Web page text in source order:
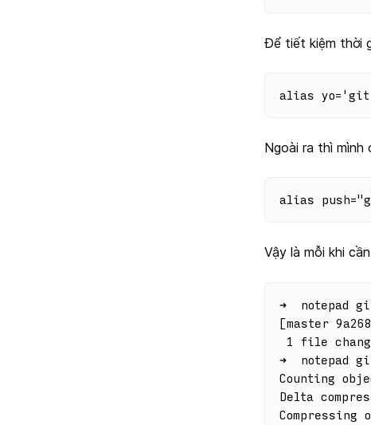
Để tiết kiệm thời
alias yo='git
Ngoài ra thì mình
alias
Vậy là mỗi khi
➜  notepad
[master
1 file
➜  notepad
Counting
Delta